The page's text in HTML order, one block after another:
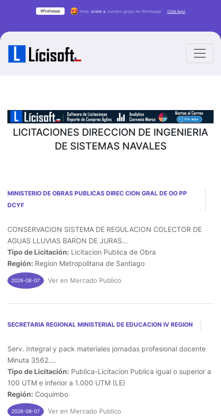
Whatsapp Hola únete a nuestro grupo de Whatsapp Click Aqui
LICITACIONES DIRECCION DE INGENIERIA
DE SISTEMAS NAVALES
MINISTERIO DE OBRAS PUBLICAS DIREC CION GRAL DE OO PP
DCYF
CONSERVACION SISTEMA DE REGULACION COLECTOR DE
AGUAS LLUVIAS BARON DE JURAS...
Tipo de Licitación: Licitacion Publica de Obra
Región: Region Metropolitana de Santiago
2026-08-07 Ver en Mercado Publico
SECRETARIA REGIONAL MINISTERIAL DE EDUCACION IV REGION
Serv. Integral y pack materiales jornadas profesional docente
Minuta 3562....
Tipo de Licitación: Publica-Licitacion Publica igual o superior a
100 UTM e inferior a 1.000 UTM (LE)
Región: Coquimbo
2026-08-07 Ver en Mercado Publico